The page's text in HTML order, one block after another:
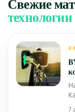
технологии
7